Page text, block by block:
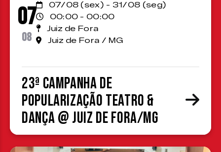
07
08
07/08 (sex) - 31/08 (seg)
00:00 - 00:00
Juiz de Fora
Juiz de Fora / MG
23ª Campanha de
Popularização Teatro &
Dança @ Juiz de Fora/MG